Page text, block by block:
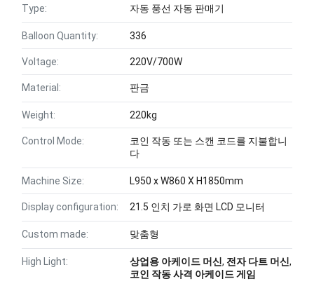
Type: 자동 풍선 자동 판매기
Balloon Quantity: 336
Voltage: 220V/700W
Material: 판금
Weight: 220kg
Control Mode:
코인 작동 또는 스캔 코드를 지불합니
다
Machine Size: L950 x W860 X H1850mm
Display configuration: 21.5 인치 가로 화면 LCD 모니터
Custom made: 맞춤형
High Light: 상업용 아케이드 머신, 전자 다트 머신,
코인 작동 사격 아케이드 게임